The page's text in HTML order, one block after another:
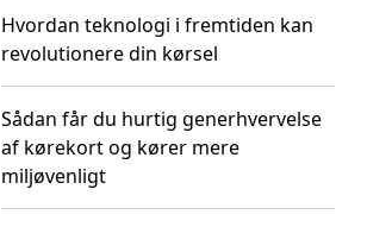
Hvordan teknologi i fremtiden kan
revolutionere din kørsel
Sådan får du hurtig generhvervelse
af kørekort og kører mere
miljøvenligt